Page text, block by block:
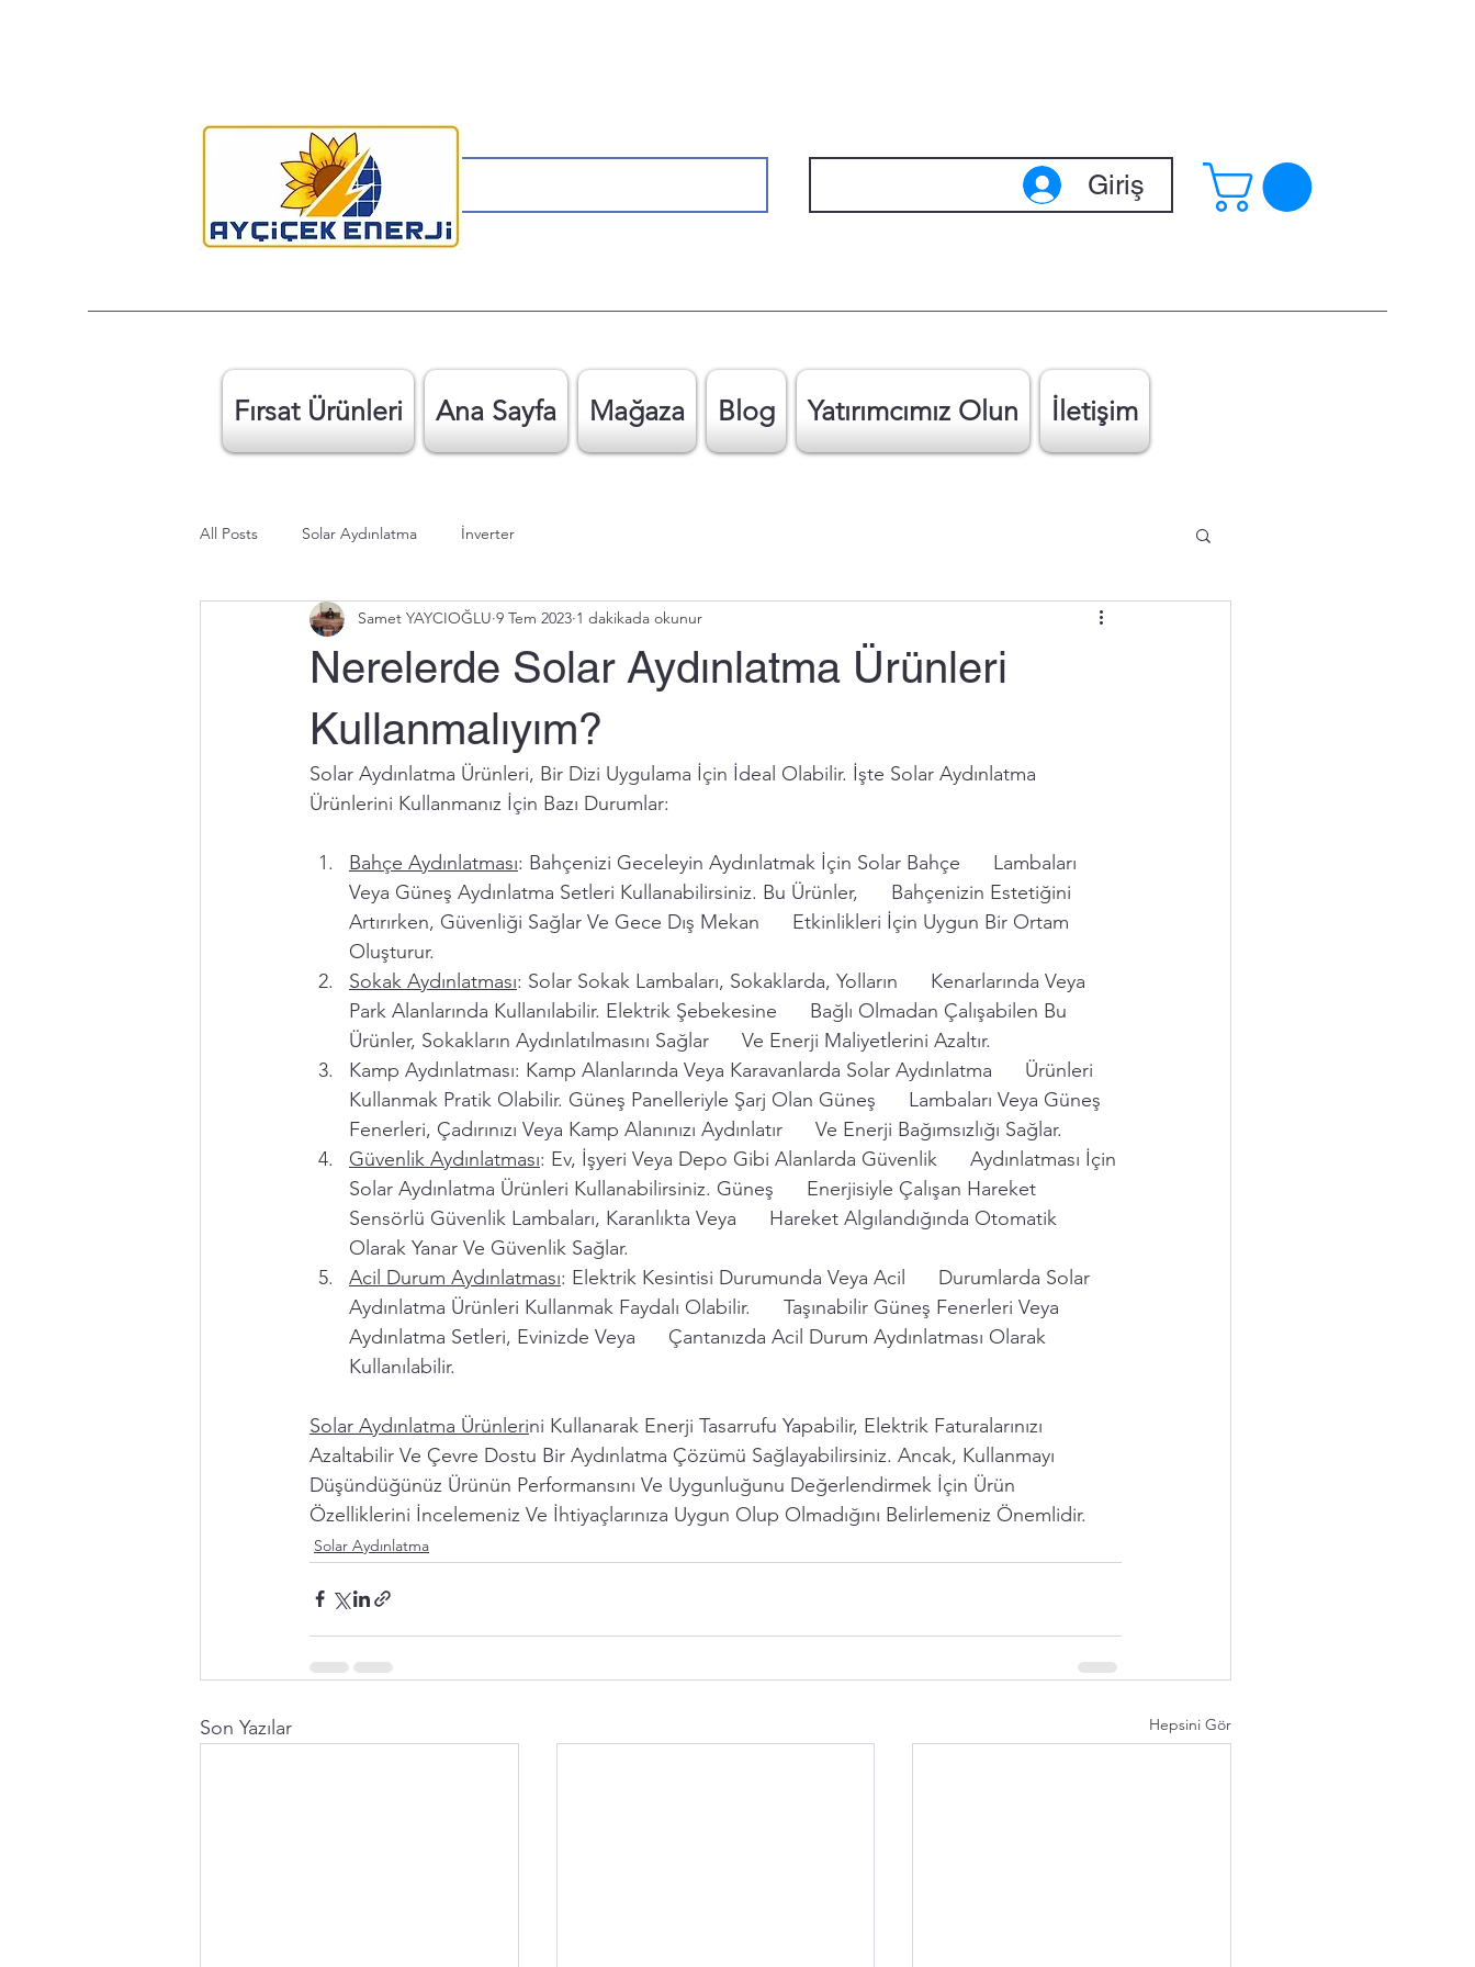
Giriş
Fırsat Ürünleri Ana Sayfa Mağaza Blog Yatırımcımız Olun İletişim
All Posts Solar Aydınlatma İnverter
Nerelerde Solar Aydınlatma Ürünleri
Kullanmalıyım?
Samet YAYCIOĞLU 9 Tem 2023 1 dakikada okunur
Solar Aydınlatma Ürünleri, Bir Dizi Uygulama İçin İdeal Olabilir. İşte Solar Aydınlatma
Ürünlerini Kullanmanız İçin Bazı Durumlar:
Bahçe Aydınlatması: Bahçenizi Geceleyin Aydınlatmak İçin Solar Bahçe      Lambaları
Veya Güneş Aydınlatma Setleri Kullanabilirsiniz. Bu Ürünler,      Bahçenizin Estetiğini
Artırırken, Güvenliği Sağlar Ve Gece Dış Mekan      Etkinlikleri İçin Uygun Bir Ortam
Oluşturur.
Sokak Aydınlatması: Solar Sokak Lambaları, Sokaklarda, Yolların      Kenarlarında Veya
Park Alanlarında Kullanılabilir. Elektrik Şebekesine      Bağlı Olmadan Çalışabilen Bu
Ürünler, Sokakların Aydınlatılmasını Sağlar      Ve Enerji Maliyetlerini Azaltır.
Kamp Aydınlatması: Kamp Alanlarında Veya Karavanlarda Solar Aydınlatma      Ürünleri
Kullanmak Pratik Olabilir. Güneş Panelleriyle Şarj Olan Güneş      Lambaları Veya Güneş
Fenerleri, Çadırınızı Veya Kamp Alanınızı Aydınlatır      Ve Enerji Bağımsızlığı Sağlar.
Güvenlik Aydınlatması: Ev, İşyeri Veya Depo Gibi Alanlarda Güvenlik      Aydınlatması İçin
Solar Aydınlatma Ürünleri Kullanabilirsiniz. Güneş      Enerjisiyle Çalışan Hareket
Sensörlü Güvenlik Lambaları, Karanlıkta Veya      Hareket Algılandığında Otomatik
Olarak Yanar Ve Güvenlik Sağlar.
Acil Durum Aydınlatması: Elektrik Kesintisi Durumunda Veya Acil      Durumlarda Solar
Aydınlatma Ürünleri Kullanmak Faydalı Olabilir.      Taşınabilir Güneş Fenerleri Veya
Aydınlatma Setleri, Evinizde Veya      Çantanızda Acil Durum Aydınlatması Olarak
Kullanılabilir.
Solar Aydınlatma Ürünlerini Kullanarak Enerji Tasarrufu Yapabilir, Elektrik Faturalarınızı
Azaltabilir Ve Çevre Dostu Bir Aydınlatma Çözümü Sağlayabilirsiniz. Ancak, Kullanmayı
Düşündüğünüz Ürünün Performansını Ve Uygunluğunu Değerlendirmek İçin Ürün
Özelliklerini İncelemeniz Ve İhtiyaçlarınıza Uygun Olup Olmadığını Belirlemeniz Önemlidir.
Solar Aydınlatma
Son Yazılar Hepsini Gör